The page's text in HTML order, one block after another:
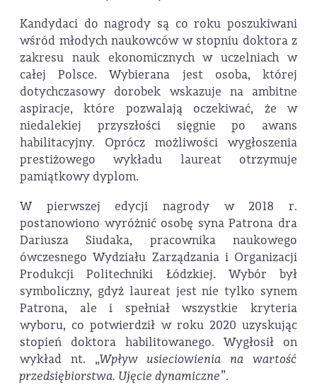
Kandydaci do nagrody są co roku poszukiwani
wśród młodych naukowców w stopniu doktora z
zakresu nauk ekonomicznych w uczelniach w
całej Polsce. Wybierana jest osoba, której
dotychczasowy dorobek wskazuje na ambitne
aspiracje, które pozwalają oczekiwać, że w
niedalekiej przyszłości sięgnie po awans
habilitacyjny. Oprócz możliwości wygłoszenia
prestiżowego wykładu laureat otrzymuje
pamiątkowy dyplom.
W pierwszej edycji nagrody w 2018 r.
postanowiono wyróżnić osobę syna Patrona dra
Dariusza Siudaka, pracownika naukowego
ówczesnego Wydziału Zarządzania i Organizacji
Produkcji Politechniki Łódzkiej. Wybór był
symboliczny, gdyż laureat jest nie tylko synem
Patrona, ale i spełniał wszystkie kryteria
wyboru, co potwierdził w roku 2020 uzyskując
stopień doktora habilitowanego. Wygłosił on
wykład nt. „Wpływ usieciowienia na wartość
przedsiębiorstwa. Ujęcie dynamiczne”.